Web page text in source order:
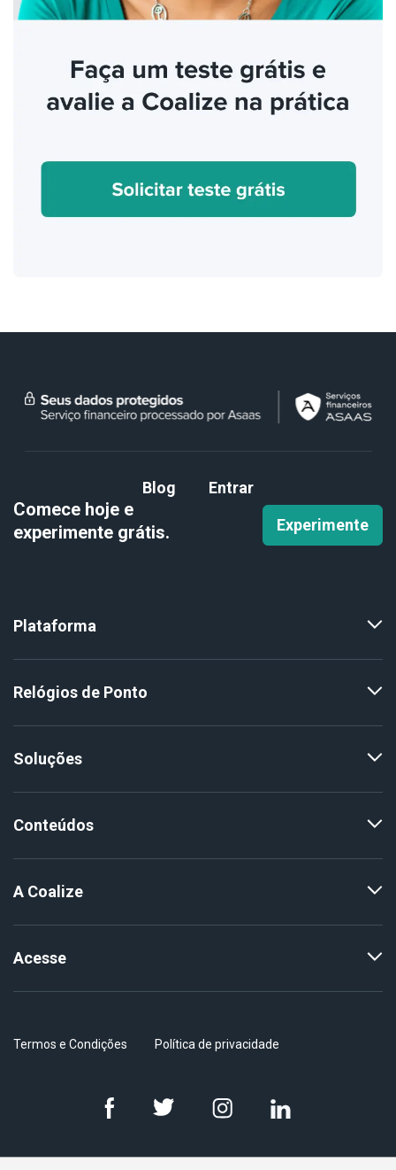
Blog Entrar
Comece hoje e
experimente grátis. Experimente
Plataforma
Relógios de Ponto
Soluções
Conteúdos
A Coalize
Acesse
Termos e Condições Política de privacidade